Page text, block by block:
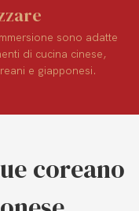
sono adatte
di cucina cinese,
e giapponesi.
coreano